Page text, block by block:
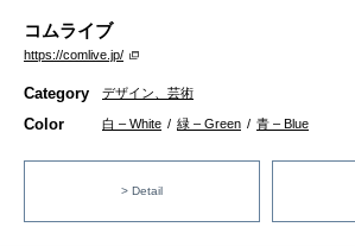
コムライブ
https://comlive.jp/
Category デザイン、芸術
Color 白 – White / 緑 – Green / 青 – Blue
> Detail